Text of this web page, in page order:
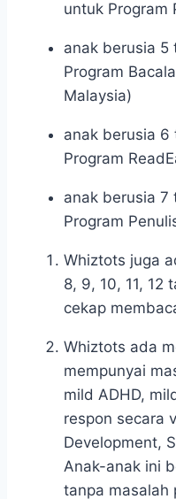
untuk Program
anak berusia 5
Program
Malaysia)
anak berusia 6
Program
anak berusia 7
Program
Whiztots juga
8, 9, 10, 11, 12
cekap
Whiztots ada
mempunyai
mild ADHD,
respon secara
Development,
Anak-anak ini
tanpa masalah